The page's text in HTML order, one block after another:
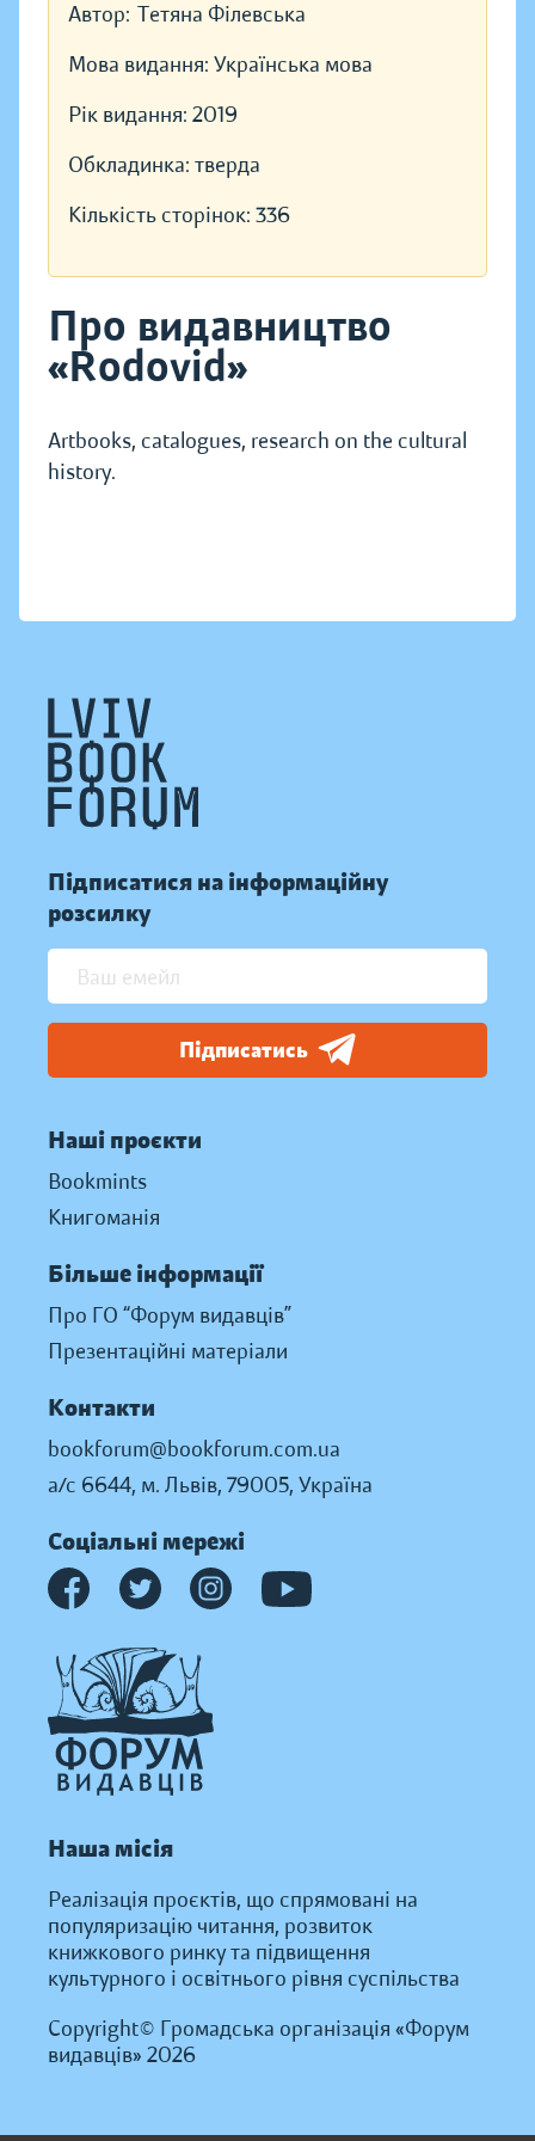
Автор: Тетяна Філевська
Мова видання: Українська мова
Рік видання: 2019
Обкладинка: тверда
Кількість сторінок: 336
Про видавництво
«Rodovid»
Artbooks, catalogues, research on the cultural
history.
Підписатися на інформаційну
розсилку
Підписатись
Наші проєкти
Bookmints
Книгоманія
Більше інформації
Про ГО “Форум видавців”
Презентаційні матеріали
Контакти
bookforum@bookforum.com.ua
а/с 6644, м. Львів, 79005, Україна
Соціальні мережі
Наша місія
Реалізація проєктів, що спрямовані на
популяризацію читання, розвиток
книжкового ринку та підвищення
культурного і освітнього рівня суспільства
Copyright© Громадська організація «Форум
видавців» 2026